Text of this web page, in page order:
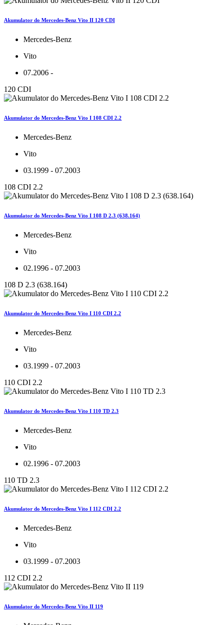
Akumulator do Mercedes-Benz Vito II 120 CDI
Mercedes-Benz
Vito
07.2006 -
120 CDI
Akumulator do Mercedes-Benz Vito I 108 CDI 2.2
Mercedes-Benz
Vito
03.1999 - 07.2003
108 CDI 2.2
Akumulator do Mercedes-Benz Vito I 108 D 2.3 (638.164)
Mercedes-Benz
Vito
02.1996 - 07.2003
108 D 2.3 (638.164)
Akumulator do Mercedes-Benz Vito I 110 CDI 2.2
Mercedes-Benz
Vito
03.1999 - 07.2003
110 CDI 2.2
Akumulator do Mercedes-Benz Vito I 110 TD 2.3
Mercedes-Benz
Vito
02.1996 - 07.2003
110 TD 2.3
Akumulator do Mercedes-Benz Vito I 112 CDI 2.2
Mercedes-Benz
Vito
03.1999 - 07.2003
112 CDI 2.2
Akumulator do Mercedes-Benz Vito II 119